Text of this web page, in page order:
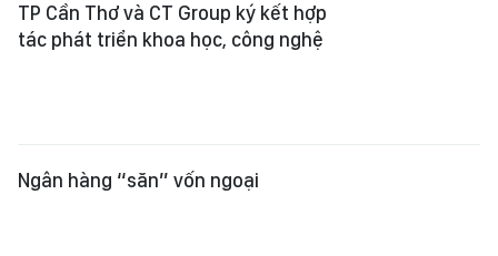
TP Cần Thơ và CT Group ký kết hợp
tác phát triển khoa học, công nghệ
Ngân hàng “săn” vốn ngoại